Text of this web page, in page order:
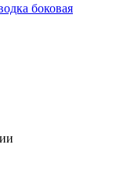
боковая